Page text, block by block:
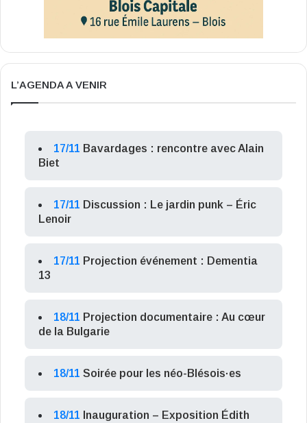
L’AGENDA A VENIR
17/11 Bavardages : rencontre avec Alain
Biet
17/11 Discussion : Le jardin punk – Éric
Lenoir
17/11 Projection événement : Dementia
13
18/11 Projection documentaire : Au cœur
de la Bulgarie
18/11 Soirée pour les néo-Blésois·es
18/11 Inauguration – Exposition Édith